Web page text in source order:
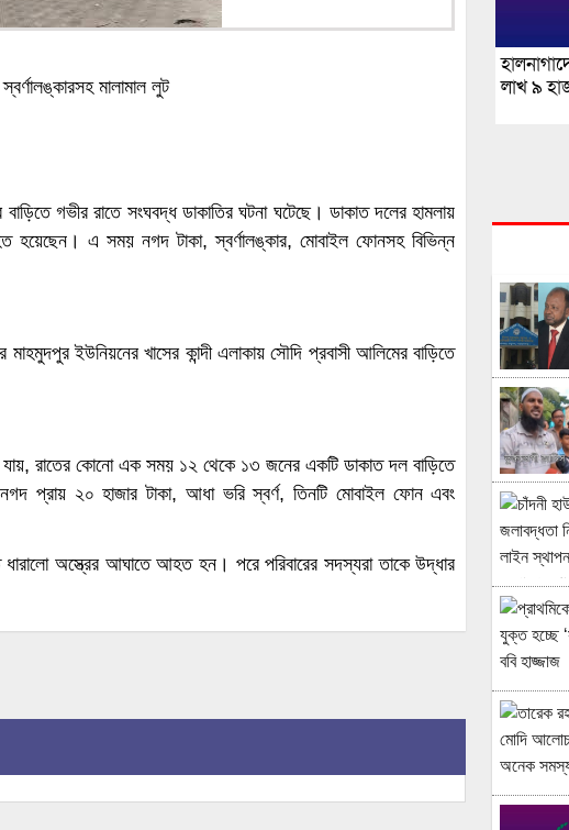
মালামাল লুট
গভীর রাতে সংঘবদ্ধ ডাকাতির ঘটনা ঘটেছে। ডাকাত দলের হামলায়
হয়েছেন। এ সময় নগদ টাকা, স্বর্ণালঙ্কার, মোবাইল ফোনসহ বিভিন্ন
ইউনিয়নের খাসের কান্দী এলাকায় সৌদি প্রবাসী আলিমের বাড়িতে
যায়, রাতের কোনো এক সময় ১২ থেকে ১৩ জনের একটি ডাকাত দল বাড়িতে
প্রায় ২০ হাজার টাকা, আধা ভরি স্বর্ণ, তিনটি মোবাইল ফোন এবং
ধারালো অস্ত্রের আঘাতে আহত হন। পরে পরিবারের সদস্যরা তাকে উদ্ধার
লাখ ৯